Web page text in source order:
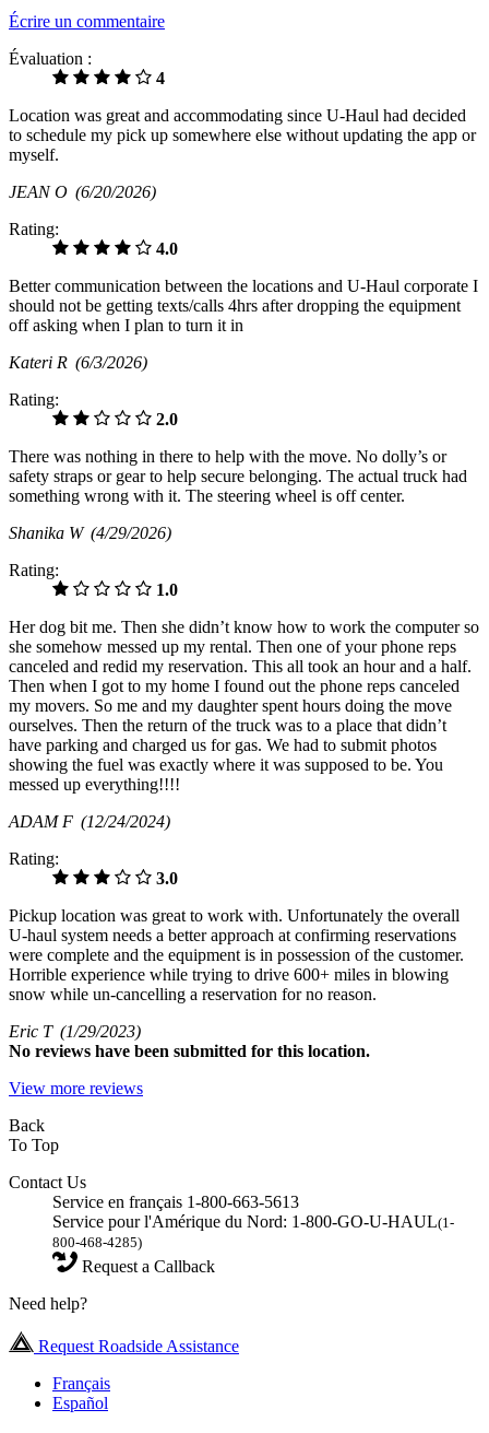
Écrire un commentaire
Évaluation :
4
Location was great and accommodating since U-Haul had decided
to schedule my pick up somewhere else without updating the app or
myself.
JEAN O (6/20/2026)
Rating:
4.0
Better communication between the locations and U-Haul corporate I
should not be getting texts/calls 4hrs after dropping the equipment
off asking when I plan to turn it in
Kateri R (6/3/2026)
Rating:
2.0
There was nothing in there to help with the move. No dolly’s or
safety straps or gear to help secure belonging. The actual truck had
something wrong with it. The steering wheel is off center.
Shanika W (4/29/2026)
Rating:
1.0
Her dog bit me. Then she didn’t know how to work the computer so
she somehow messed up my rental. Then one of your phone reps
canceled and redid my reservation. This all took an hour and a half.
Then when I got to my home I found out the phone reps canceled
my movers. So me and my daughter spent hours doing the move
ourselves. Then the return of the truck was to a place that didn’t
have parking and charged us for gas. We had to submit photos
showing the fuel was exactly where it was supposed to be. You
messed up everything!!!!
ADAM F (12/24/2024)
Rating:
3.0
Pickup location was great to work with. Unfortunately the overall
U-haul system needs a better approach at confirming reservations
were complete and the equipment is in possession of the customer.
Horrible experience while trying to drive 600+ miles in blowing
snow while un-cancelling a reservation for no reason.
Eric T (1/29/2023)
No reviews have been submitted for this location.
View more reviews
Back
To Top
Contact Us
Service en français 1-800-663-5613
Service pour l'Amérique du Nord: 1-800-GO-U-HAUL(1-
800-468-4285)
Request a Callback
Need help?
Request Roadside Assistance
Français
Español